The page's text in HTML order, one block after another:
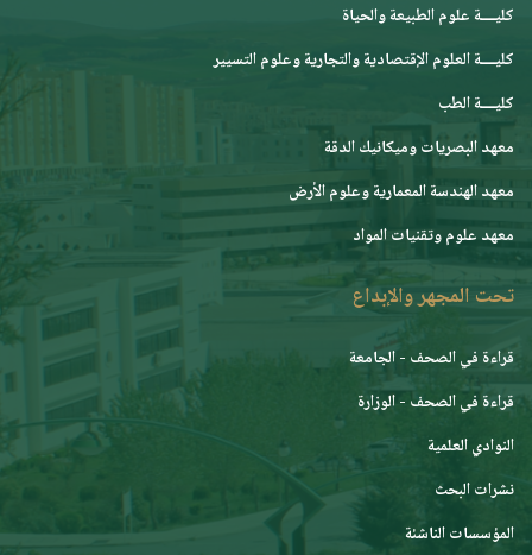
كليــــة علوم الطبيعة والحياة
كليــــة العلوم الإقتصادية والتجارية وعلوم التسيير
كليــــة الطب
معهد البصريات وميكانيك الدقة
معهد الهندسة المعمارية وعلوم الأرض
معهد علوم وتقنيات المواد
تحت المجهر والإبداع
قراءة في الصحف - الجامعة
قراءة في الصحف - الوزارة
النوادي العلمية
نشرات البحث
المؤسسات الناشئة